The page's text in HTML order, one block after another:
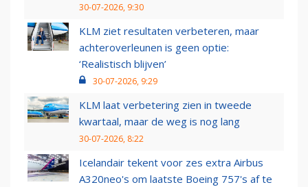
30-07-2026, 9:30
KLM ziet resultaten verbeteren, maar
achteroverleunen is geen optie:
‘Realistisch blijven’
30-07-2026, 9:29
KLM laat verbetering zien in tweede
kwartaal, maar de weg is nog lang
30-07-2026, 8:22
Icelandair tekent voor zes extra Airbus
A320neo's om laatste Boeing 757's af te